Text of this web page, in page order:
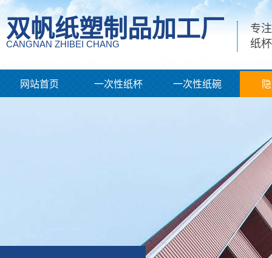
双帆纸塑制品加工厂
CANGNAN ZHIBEI CHANG
专
纸
网站首页 一次性纸杯 一次性纸碗